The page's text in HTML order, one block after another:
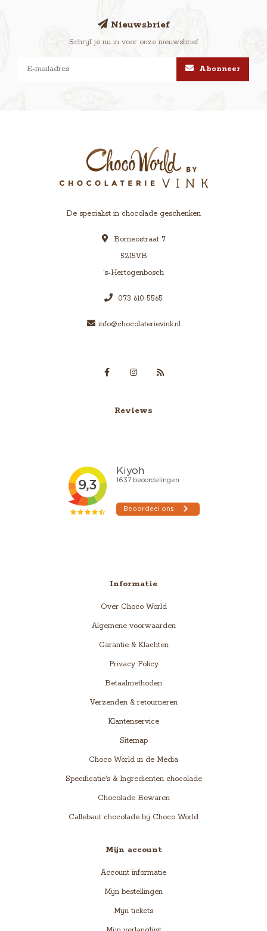
Nieuwsbrief
Schrijf je nu in voor onze nieuwsbrief
Abonneer
De specialist in chocolade geschenken
Borneostraat 7
5215VB
's-Hertogenbosch
073 610 5565
info@chocolaterievink.nl
Reviews
Informatie
Over Choco World
Algemene voorwaarden
Garantie & Klachten
Privacy Policy
Betaalmethoden
Verzenden & retourneren
Klantenservice
Sitemap
Choco World in de Media
Specificatie's & Ingredienten chocolade
Chocolade Bewaren
Callebaut chocolade bij Choco World
Mijn account
Account informatie
Mijn bestellingen
Mijn tickets